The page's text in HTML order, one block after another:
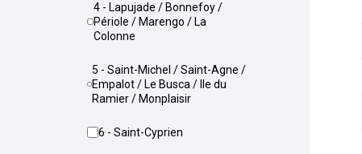
4 - Lapujade / Bonnefoy /
Périole / Marengo / La
Colonne
5 - Saint-Michel / Saint-Agne /
Empalot / Le Busca / Ile du
Ramier / Monplaisir
6 - Saint-Cyprien